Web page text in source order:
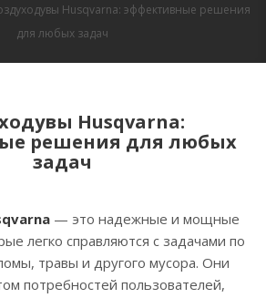
Husqvarna: эффективные решения
для любых задач
Husqvarna:
решения для любых
задач
— это надежные и мощные
легко справляются с задачами по
травы и другого мусора. Они
потребностей пользователей,